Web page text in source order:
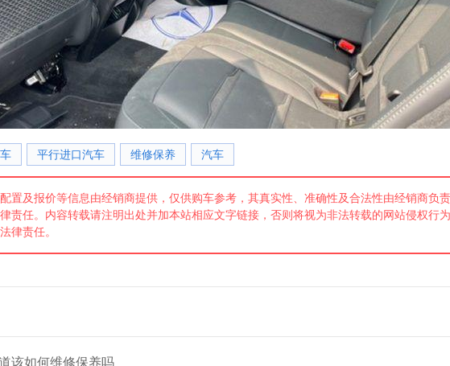
平行进口汽车 维修保养 汽车
置及报价等信息由经销商提供，仅供购车参考，其真实性、准确性及合法性由经销商负
责任。内容转载请注明出处并加本站相应文字链接，否则将视为非法转载的网站侵权行
律责任。
该如何维修保养吗